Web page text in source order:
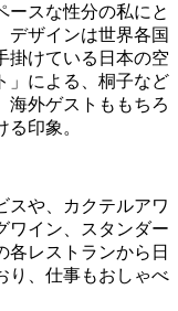
ースな性分の私にと
デザインは世界各国
掛けている日本の空
」による、桐子など
海外ゲストももちろ
印象。
スや、カクテルアワ
ワイン、スタンダー
各レストランから日
り、仕事もおしゃべ